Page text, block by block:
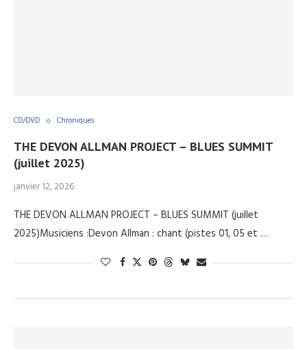
CD/DVD Chroniques
THE DEVON ALLMAN PROJECT – BLUES SUMMIT
(juillet 2025)
janvier 12, 2026
THE DEVON ALLMAN PROJECT – BLUES SUMMIT (juillet
2025)Musiciens :Devon Allman : chant (pistes 01, 05 et …